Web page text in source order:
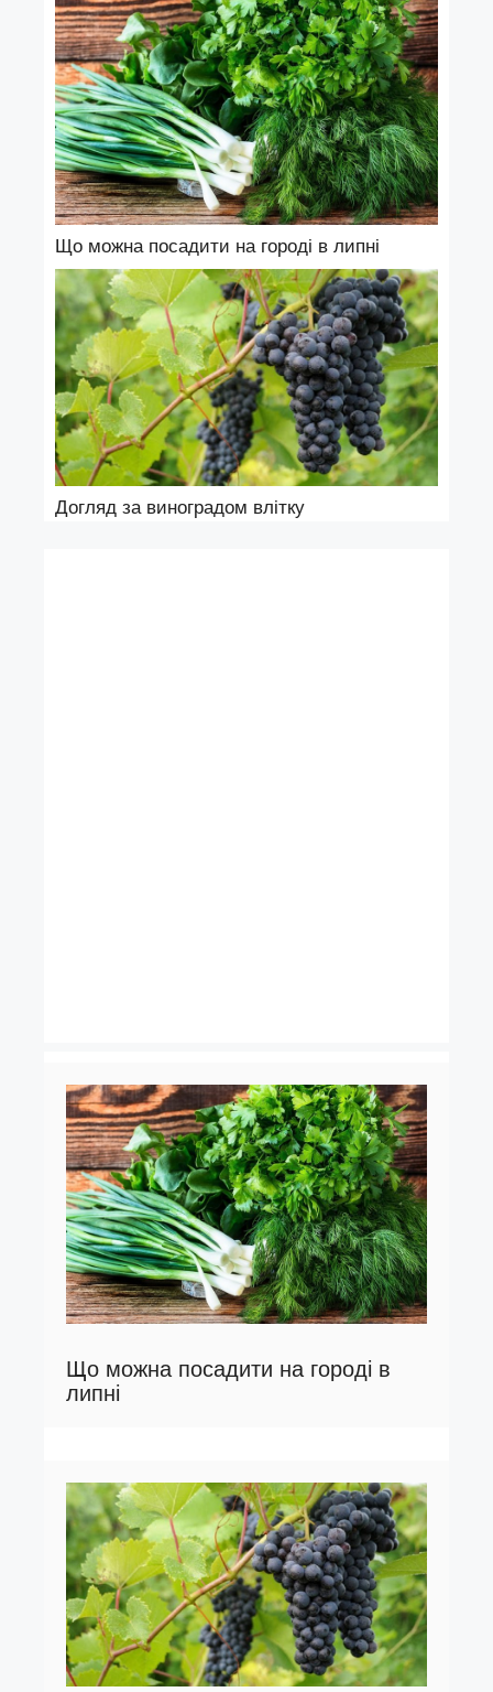
Що можна посадити на городі в липні
Догляд за виноградом влітку
Що можна посадити на городі в
липні